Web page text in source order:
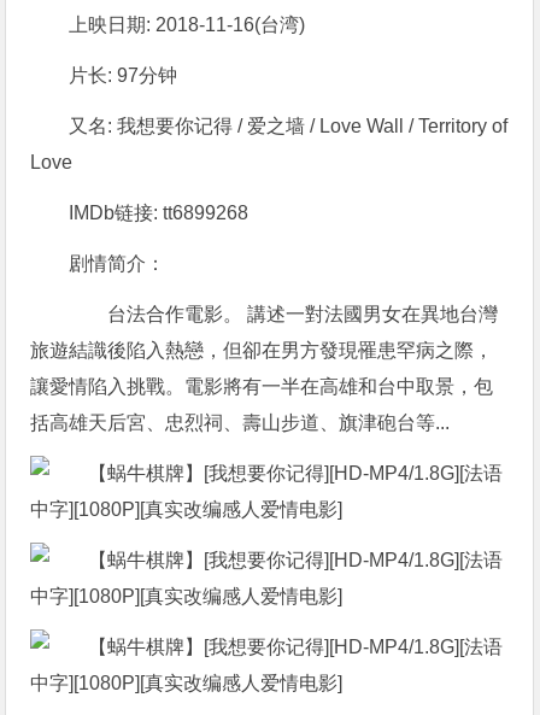
上映日期: 2018-11-16(台湾)
片长: 97分钟
又名: 我想要你记得 / 爱之墙 / Love Wall / Territory of
Love
IMDb链接: tt6899268
剧情简介：
台法合作電影。 講述一對法國男女在異地台灣
旅遊結識後陷入熱戀，但卻在男方發現罹患罕病之際，
讓愛情陷入挑戰。電影將有一半在高雄和台中取景，包
括高雄天后宮、忠烈祠、壽山步道、旗津砲台等...